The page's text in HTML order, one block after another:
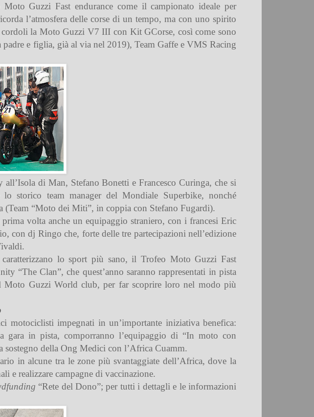
Guzzi Fast endurance come il campionato ideale per
l’atmosfera delle corse di un tempo, ma con uno spirito
la Moto Guzzi V7 III con Kit GCorse, così come sono
e figlia, già al via nel 2019), Team Gaffe e VMS Racing
di Man, Stefano Bonetti e Francesco Curinga, che si
storico team manager del Mondiale Superbike, nonché
(Team “Moto dei Miti”, in coppia con Stefano Fugardi).
volta anche un equipaggio straniero, con i francesi Eric
con dj Ringo che, forte delle tre partecipazioni nell’edizione
lo sport più sano, il Trofeo Moto Guzzi Fast
“The Clan”, che quest’anno saranno rappresentati in pista
Moto Guzzi World club, per far scoprire loro nel modo più
motociclisti impegnati in un’importante iniziativa benefica:
gara in pista, comporranno l’equipaggio di “In moto con
sostegno della Ong Medici con l’Africa Cuamm.
in alcune tra le zone più svantaggiate dell’Africa, dove la
e realizzare campagne di vaccinazione.
“Rete del Dono”; per tutti i dettagli e le informazioni